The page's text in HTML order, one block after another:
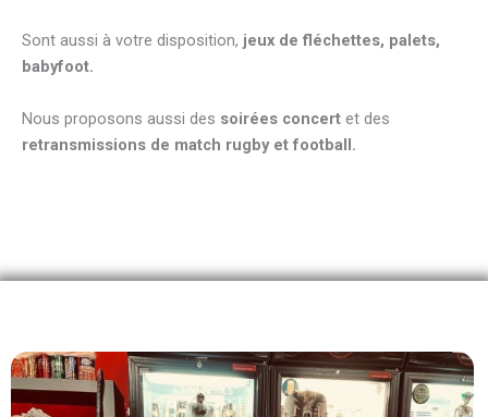
Sont aussi à votre disposition, jeux de fléchettes, palets,
babyfoot.
Nous proposons aussi des soirées concert et des
retransmissions de match rugby et football.